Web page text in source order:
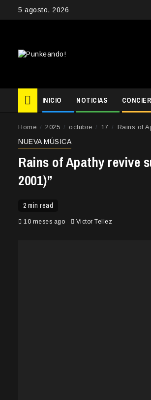
5 agosto, 2026
INICIO NOTICIAS
Home 2025 octubre 17 Rains of
NUEVA MÚSICA
Rains of Apathy revive
2001)”
2 min read
10 meses ago Victor Tellez